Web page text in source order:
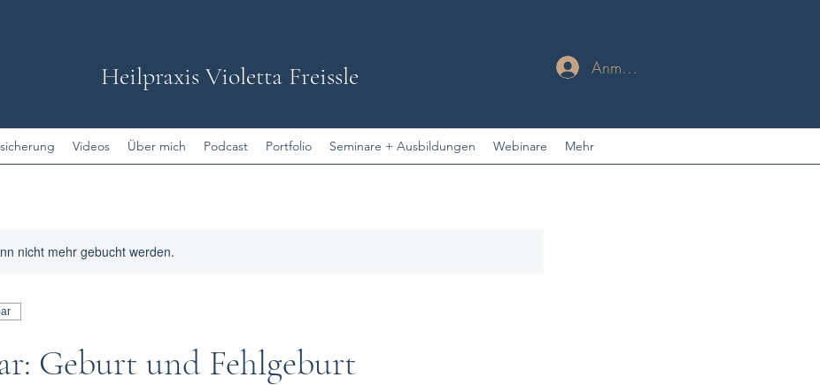
Heilpraxis Violetta Freissle Anmelden
Videos Über mich Podcast Portfolio Seminare + Ausbildungen Webinare Mehr
nicht mehr gebucht werden.
Geburt und Fehlgeburt